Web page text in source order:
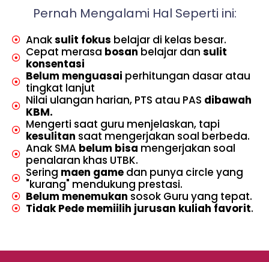
Pernah Mengalami Hal Seperti ini:
Anaksulit fokus belajar di kelas besar.
Cepat merasa bosan belajar dan sulit
konsentasi
Belum menguasai perhitungan dasar atau
tingkat lanjut
Nilai ulangan harian, PTS atau PAS dibawah
KBM.
Mengerti saat guru menjelaskan, tapi
kesulitan saat mengerjakan soal berbeda.
Anak SMAbelum bisa mengerjakan soal
penalaran khas UTBK.
Sering maen game dan punya circle yang
"kurang" mendukung prestasi.
Belum menemukan sosok Guru yang tepat.
Tidak Pede memiilih jurusan kuliah favorit.